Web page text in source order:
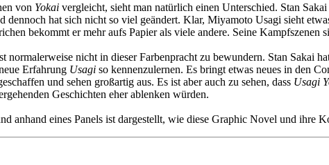
von Yokai vergleicht, sieht man natürlich einen Unterschied. Stan
hat sich nicht so viel geändert. Klar, Miyamoto Usagi sieht
bekommt er mehr aufs Papier als viele andere. Seine Kampfszenen
normalerweise nicht in dieser Farbenpracht zu bewundern. Stan Sakai
Erfahrung Usagi so kennenzulernen. Es bringt etwas neues in den
und sehen großartig aus. Es ist aber auch zu sehen, dass Usagi
Geschichten eher ablenken würden.
anhand eines Panels ist dargestellt, wie diese Graphic Novel und ihre